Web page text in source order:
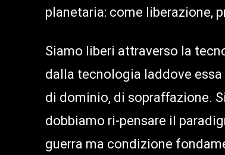
planetaria: come liberazione,
Siamo liberi attraverso la
dalla tecnologia laddove
di dominio, di sopraffazione.
dobbiamo ri-pensare il
guerra ma condizione